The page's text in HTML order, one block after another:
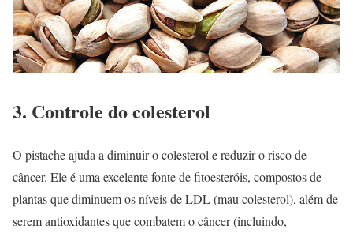
3. Controle do colesterol
O pistache ajuda a diminuir o colesterol e reduzir o risco de
câncer. Ele é uma excelente fonte de fitoesteróis, compostos de
plantas que diminuem os níveis de LDL (mau colesterol), além de
serem antioxidantes que combatem o câncer (incluindo,